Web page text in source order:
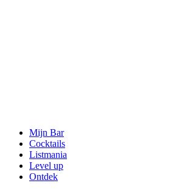
Mijn Bar
Cocktails
Listmania
Level up
Ontdek